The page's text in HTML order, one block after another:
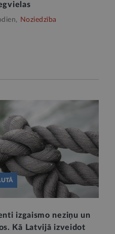
Noziedzība
izgaismo neziņu un
Kā Latvijā izveidot